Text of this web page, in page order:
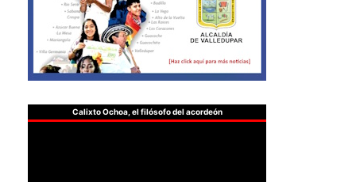
Calixto Ochoa, el filósofo del acordeón